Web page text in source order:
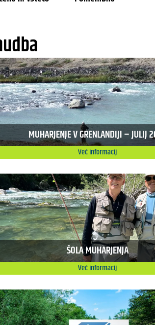
MUHARJENJE V GRENLANDIJI – JULIJ
Več informacij
ŠOLA MUHARJENJA
Več informacij